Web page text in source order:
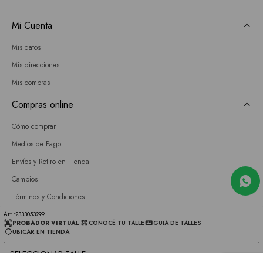
2333053299
PROBADOR VIRTUAL
CONOCÉ TU TALLE
GUIA DE TALLES
UBICAR EN TIENDA
Mi Cuenta
Mis datos
Mis direcciones
Mis compras
Compras online
Cómo comprar
Medios de Pago
Envíos y Retiro en Tienda
Cambios
Términos y Condiciones
GIFT CARD
Empresa